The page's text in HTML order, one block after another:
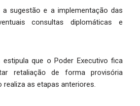
sugestão e a implementação das
consultas diplomáticas e
que o Poder Executivo fica
retaliação de forma provisória
realiza as etapas anteriores.